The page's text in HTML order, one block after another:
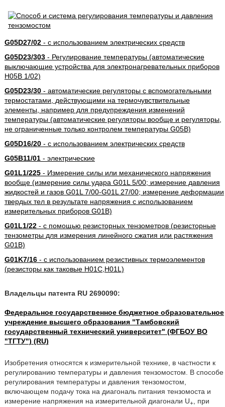
G05D27/02- с использованием электрических средств
G05D23/303- Регулирование температуры (автоматические
выключающие устройства для электронагревательных приборов
H05B 1/02)
G05D23/30- автоматические регуляторы с вспомогательными
термостатами, действующими на термочувствительные
элементы, например для предупреждения изменений
температуры (автоматические регуляторы вообще и регуляторы,
не ограниченные только контролем температуры G05B)
G05D16/20- с использованием электрических средств
G05B11/01- электрические
G01L1/225- Измерение силы или механического напряжения
вообще (измерение силы удара G01L 5/00; измерение давления
жидкостей и газов G01L 7/00-G01L 27/00; измерение деформации
твердых тел в результате напряжения с использованием
измерительных приборов G01B)
G01L1/22- с помощью резисторных тензометров (резисторные
тензометры для измерения линейного сжатия или растяжения
G01B)
G01K7/16- с использованием резистивных термоэлементов
(резисторы как таковые H01C,H01L)
Владельцы патента RU 2690090:
Федеральное государственное бюджетное образовательное
учреждение высшего образования "Тамбовский
государственный технический университет" (ФГБОУ ВО
"ТГТУ") (RU)
Изобретения относятся к измерительной технике, в частности к
регулированию температуры и давления тензомостом. В способе
регулирования температуры и давления тензомостом,
включающем подачу тока на диагональ питания тензомоста и
измерение напряжения на измерительной диагонали U+
, при